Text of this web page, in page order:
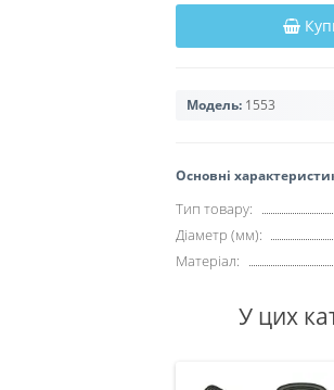
Модель: 1553
Основні
Тип товару:
Діаметр (мм):
Матеріал:
У цих